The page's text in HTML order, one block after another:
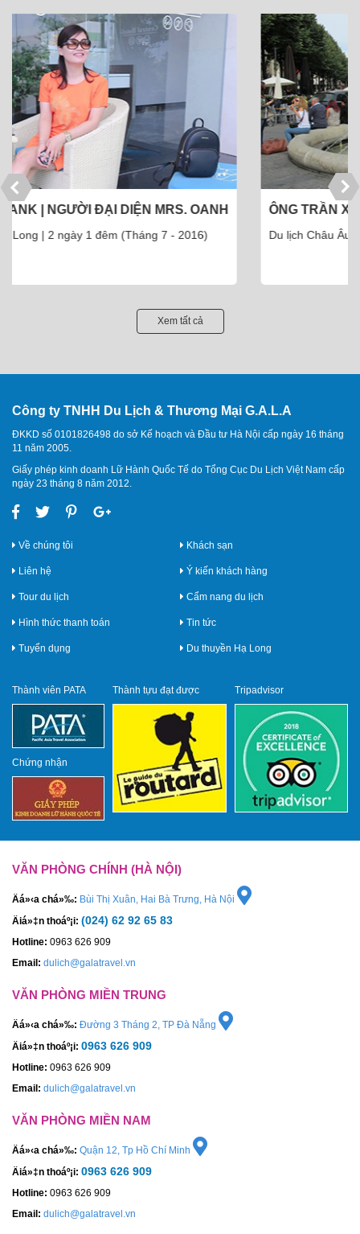
ÔNG TRẦN XUÂN THU - VĨNH PHÚC
Du lịch Châu Âu 9 ngày 8 đêm (Tháng 8 - 2016)
Xem tất cả
Công ty TNHH Du Lịch & Thương Mại G.A.L.A
ĐKKD số 0101826498 do sở Kế hoạch và Đầu tư Hà Nội cấp ngày 16 tháng
11 năm 2005.
Giấy phép kinh doanh Lữ Hành Quốc Tế do Tổng Cục Du Lịch Việt Nam cấp
ngày 23 tháng 8 năm 2012.
Về chúng tôi
Liên hệ
Tour du lịch
Hình thức thanh toán
Tuyển dụng
Khách sạn
Ý kiến khách hàng
Cẩm nang du lịch
Tin tức
Du thuyền Hạ Long
Thành viên PATA
Chứng nhận
Thành tựu đạt được Tripadvisor
VĂN PHÒNG CHÍNH (HÀ NỘI)
Äá»‹a chá»‰: Bùi Thị Xuân, Hai Bà Trưng, Hà Nội
Äiá»‡n thoáº¡i: (024) 62 92 65 83
Hotline: 0963 626 909
Email: dulich@galatravel.vn
VĂN PHÒNG MIỀN TRUNG
Äá»‹a chá»‰: Đường 3 Tháng 2, TP Đà Nẵng
Äiá»‡n thoáº¡i: 0963 626 909
Hotline: 0963 626 909
Email: dulich@galatravel.vn
VĂN PHÒNG MIỀN NAM
Äá»‹a chá»‰: Quận 12, Tp Hồ Chí Minh
Äiá»‡n thoáº¡i: 0963 626 909
Hotline: 0963 626 909
Email: dulich@galatravel.vn